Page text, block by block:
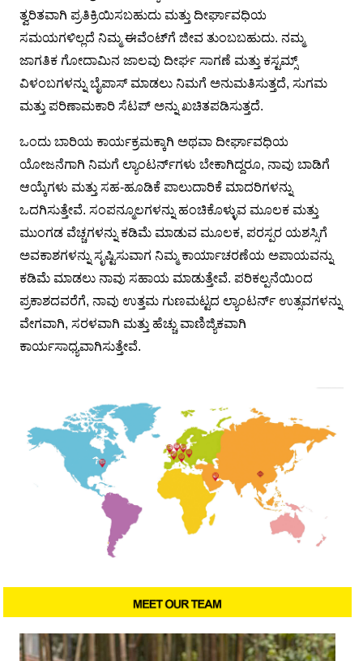
ತ್ವರಿತವಾಗಿ ಪ್ರತಿಕ್ರಿಯಿಸಬಹುದು ಮತ್ತು ದೀರ್ಘಾವಧಿಯ
ಸಮಯಗಳಿಲ್ಲದೆ ನಿಮ್ಮ ಈವೆಂಟ್‌ಗೆ ಜೀವ ತುಂಬಬಹುದು. ನಮ್ಮ
ಜಾಗತಿಕ ಗೋದಾಮಿನ ಜಾಲವು ದೀರ್ಘ ಸಾಗಣೆ ಮತ್ತು ಕಸ್ಟಮ್ಸ್
ವಿಳಂಬಗಳನ್ನು ಬೈಪಾಸ್ ಮಾಡಲು ನಿಮಗೆ ಅನುಮತಿಸುತ್ತದೆ, ಸುಗಮ
ಮತ್ತು ಪರಿಣಾಮಕಾರಿ ಸೆಟಪ್ ಅನ್ನು ಖಚಿತಪಡಿಸುತ್ತದೆ.
ಒಂದು ಬಾರಿಯ ಕಾರ್ಯಕ್ರಮಕ್ಕಾಗಿ ಅಥವಾ ದೀರ್ಘಾವಧಿಯ
ಯೋಜನೆಗಾಗಿ ನಿಮಗೆ ಲ್ಯಾಂಟರ್ನ್‌ಗಳು ಬೇಕಾಗಿದ್ದರೂ, ನಾವು ಬಾಡಿಗೆ
ಆಯ್ಕೆಗಳು ಮತ್ತು ಸಹ-ಹೂಡಿಕೆ ಪಾಲುದಾರಿಕೆ ಮಾದರಿಗಳನ್ನು
ಒದಗಿಸುತ್ತೇವೆ. ಸಂಪನ್ಮೂಲಗಳನ್ನು ಹಂಚಿಕೊಳ್ಳುವ ಮೂಲಕ ಮತ್ತು
ಮುಂಗಡ ವೆಚ್ಚಗಳನ್ನು ಕಡಿಮೆ ಮಾಡುವ ಮೂಲಕ, ಪರಸ್ಪರ ಯಶಸ್ಸಿಗೆ
ಅವಕಾಶಗಳನ್ನು ಸೃಷ್ಟಿಸುವಾಗ ನಿಮ್ಮ ಕಾರ್ಯಾಚರಣೆಯ ಅಪಾಯವನ್ನು
ಕಡಿಮೆ ಮಾಡಲು ನಾವು ಸಹಾಯ ಮಾಡುತ್ತೇವೆ. ಪರಿಕಲ್ಪನೆಯಿಂದ
ಪ್ರಕಾಶದವರೆಗೆ, ನಾವು ಉತ್ತಮ ಗುಣಮಟ್ಟದ ಲ್ಯಾಂಟರ್ನ್ ಉತ್ಸವಗಳನ್ನು
ವೇಗವಾಗಿ, ಸರಳವಾಗಿ ಮತ್ತು ಹೆಚ್ಚು ವಾಣಿಜ್ಯಿಕವಾಗಿ
ಕಾರ್ಯಸಾಧ್ಯವಾಗಿಸುತ್ತೇವೆ.